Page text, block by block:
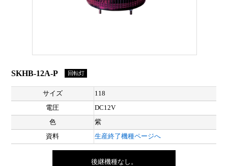
SKHB-12A-P 回転灯
サイズ
118
電圧
DC12V
色
紫
資料
生産終了機種ページへ
後継機種なし。